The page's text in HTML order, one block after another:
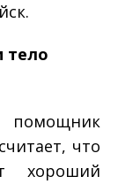
тело
помощник
что
хороший